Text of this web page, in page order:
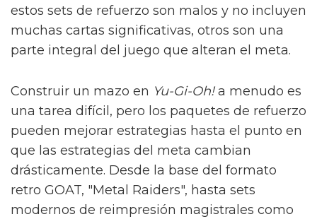
estos sets de refuerzo son malos y no incluyen
muchas cartas significativas, otros son una
parte integral del juego que alteran el meta.
Construir un mazo en Yu-Gi-Oh!a menudo es
una tarea difícil, pero los paquetes de refuerzo
pueden mejorar estrategias hasta el punto en
que las estrategias del meta cambian
drásticamente. Desde la base del formato
retro GOAT, "Metal Raiders", hasta sets
modernos de reimpresión magistrales como